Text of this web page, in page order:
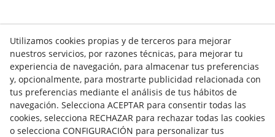
NOTICIAS AEROTERMIA
NOTICIAS FOTOVOLTAICA
NOTICIAS CLIMATIZACIÓN
NOTICIAS CALEFACCIÓN
NOTICIAS BIOMASA
NOTICIAS VENTILACIÓN
Utilizamos cookies propias y de terceros para mejorar
nuestros servicios, por razones técnicas, para mejorar tu
experiencia de navegación, para almacenar tus preferencias
y, opcionalmente, para mostrarte publicidad relacionada con
tus preferencias mediante el análisis de tus hábitos de
navegación. Selecciona ACEPTAR para consentir todas las
cookies, selecciona RECHAZAR para rechazar todas las cookies
o selecciona CONFIGURACIÓN para personalizar tus